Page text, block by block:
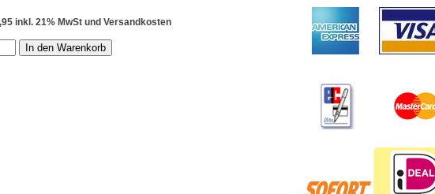
inkl. 21% MwSt und Versandkosten